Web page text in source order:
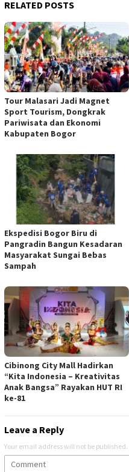
RELATED POSTS
Tour Malasari Jadi Magnet
Sport Tourism, Dongkrak
Pariwisata dan Ekonomi
Kabupaten Bogor
Ekspedisi Bogor Biru di
Pangradin Bangun Kesadaran
Masyarakat Sungai Bebas
Sampah
Cibinong City Mall Hadirkan
“Kita Indonesia – Kreativitas
Anak Bangsa” Rayakan HUT RI
ke-81
Leave a Reply
Your email address will not be published.